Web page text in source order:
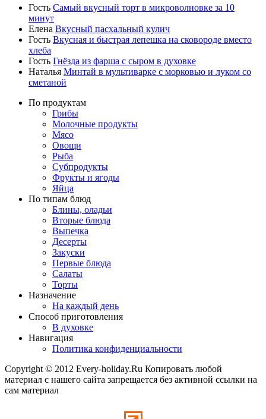
Гость Самый вкусный торт в микроволновке за 10
минут
Елена Вкусный пасхальный кулич
Гость Вкусная и быстрая лепешка на сковороде вместо
хлеба
Гость Гнёзда из фарша с сыром в духовке
Наталья Минтай в мультиварке с морковью и луком со
сметаной
По продуктам
Грибы
Молочные продукты
Мясо
Овощи
Рыба
Субпродукты
Фрукты и ягоды
Яйца
По типам блюд
Блины, оладьи
Вторые блюда
Выпечка
Десерты
Закуски
Первые блюда
Салаты
Торты
Назначение
На каждый день
Способ приготовления
В духовке
Навигация
Политика конфиденциальности
Copyright © 2012 Every-holiday.Ru Копировать любой
материал с нашего сайта запрещается без активной ссылки на
сам материал